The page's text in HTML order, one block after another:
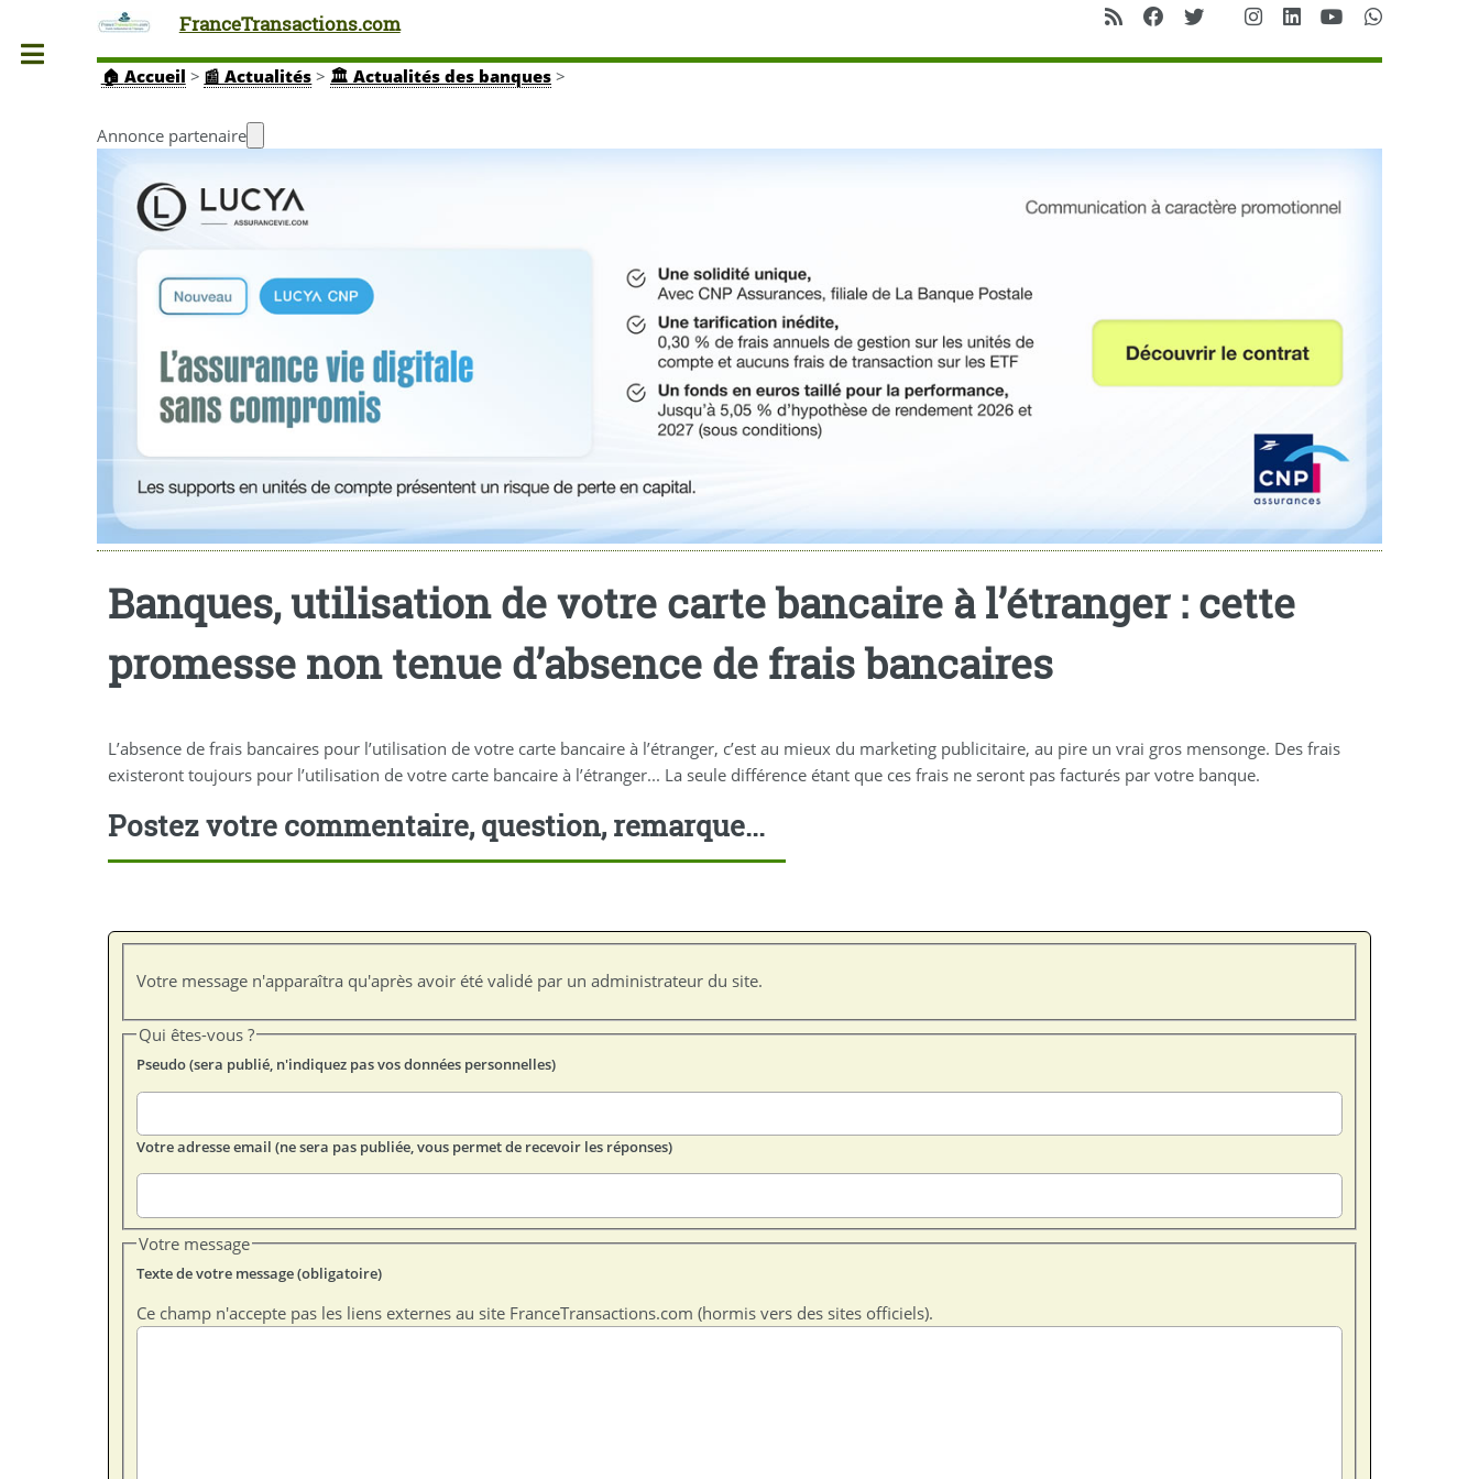
FranceTransactions.com
🏠 Accueil > 📰 Actualités > 🏛️ Actualités des banques>
Annonce partenaire
Banques, utilisation de votre carte bancaire à l’étranger : cette
promesse non tenue d’absence de frais bancaires
L’absence de frais bancaires pour l’utilisation de votre carte bancaire à l’étranger, c’est au mieux du marketing publicitaire, au pire un vrai gros mensonge. Des frais
existeront toujours pour l’utilisation de votre carte bancaire à l’étranger... La seule différence étant que ces frais ne seront pas facturés par votre banque.
Postez votre commentaire, question, remarque...
Votre message n'apparaîtra qu'après avoir été validé par un administrateur du site.
Qui êtes-vous ?
Pseudo (sera publié, n'indiquez pas vos données personnelles)
Votre adresse email (ne sera pas publiée, vous permet de recevoir les réponses)
Votre message
Texte de votre message (obligatoire)
Ce champ n'accepte pas les liens externes au site FranceTransactions.com (hormis vers des sites officiels).
Toggle